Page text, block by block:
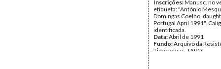
Inscrições:Manusc. no
etiqueta: "António
Domingas Coelho,
Portugal April 1991".
identificada.
Data:Abril de 1991
Fundo:Arquivo da
Timorense - TAPOL